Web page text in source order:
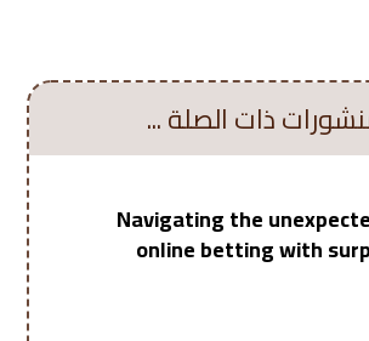
ذات الصلة ...
Navigating the
online betting with